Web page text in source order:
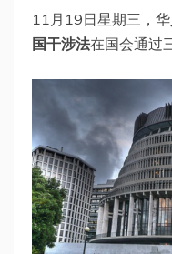
11月19日星期三，
国干涉法在国会通过